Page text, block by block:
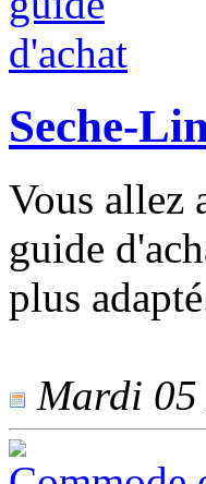
Seche-
Vous allez
guide
plus
Mardi 05